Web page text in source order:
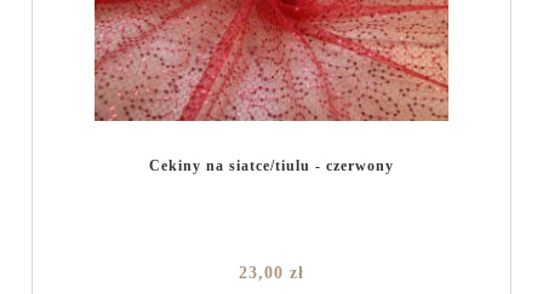
Cekiny na siatce/tiulu - czerwony
23,00 zł